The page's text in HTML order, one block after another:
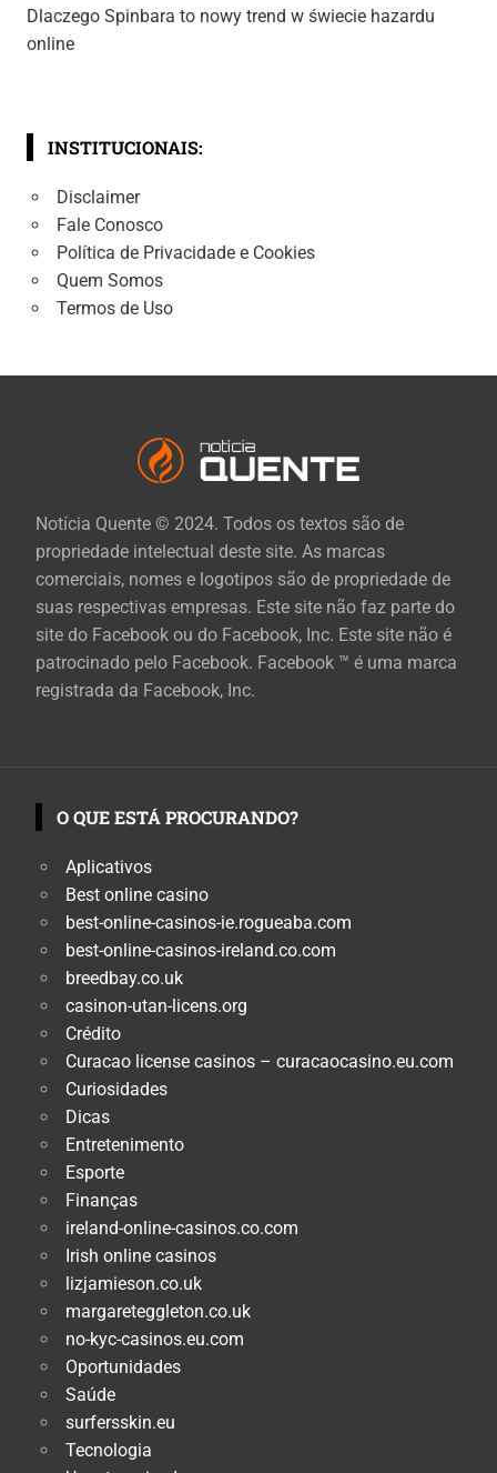
Dlaczego Spinbara to nowy trend w świecie hazardu
online
INSTITUCIONAIS:
Disclaimer
Fale Conosco
Política de Privacidade e Cookies
Quem Somos
Termos de Uso
Notícia Quente © 2024. Todos os textos são de
propriedade intelectual deste site. As marcas
comerciais, nomes e logotipos são de propriedade de
suas respectivas empresas. Este site não faz parte do
site do Facebook ou do Facebook, Inc. Este site não é
patrocinado pelo Facebook. Facebook ™ é uma marca
registrada da Facebook, Inc.
O QUE ESTÁ PROCURANDO?
Aplicativos
Best online casino
best-online-casinos-ie.rogueaba.com
best-online-casinos-ireland.co.com
breedbay.co.uk
casinon-utan-licens.org
Crédito
Curacao license casinos – curacaocasino.eu.com
Curiosidades
Dicas
Entretenimento
Esporte
Finanças
ireland-online-casinos.co.com
Irish online casinos
lizjamieson.co.uk
margareteggleton.co.uk
no-kyc-casinos.eu.com
Oportunidades
Saúde
surfersskin.eu
Tecnologia